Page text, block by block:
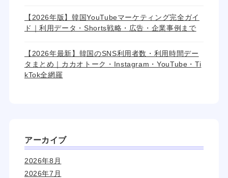
【2026年版】韓国YouTubeマーケティング完全ガイ
ド｜利用データ・Shorts戦略・広告・企業事例まで
【2026年最新】韓国のSNS利用者数・利用時間デー
タまとめ｜カカオトーク・Instagram・YouTube・Ti
kTok全網羅
アーカイブ
2026年8月
2026年7月